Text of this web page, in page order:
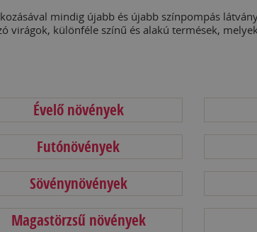
mindig újabb és újabb színpompás
virágok, különféle színű és alakú termések,
Évelő növények
Futónövények
Sövénynövények
Magastörzsű növények